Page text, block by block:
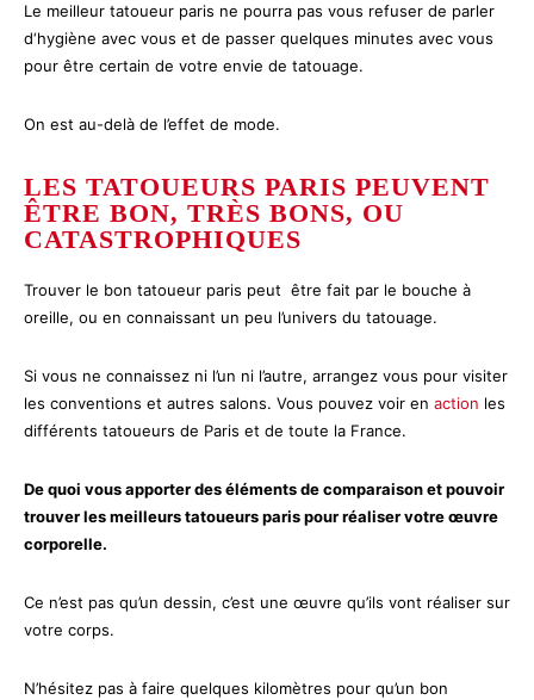
Le meilleur tatoueur paris ne pourra pas vous refuser de parler
d‘hygiène avec vous et de passer quelques minutes avec vous
pour être certain de votre envie de tatouage.
On est au-delà de l’effet de mode.
LES TATOUEURS PARIS PEUVENT
ÊTRE BON, TRÈS BONS, OU
CATASTROPHIQUES
Trouver le bon tatoueur paris peut être fait par le bouche à
oreille, ou en connaissant un peu l’univers du tatouage.
Si vous ne connaissez ni l’un ni l’autre, arrangez vous pour visiter
les conventions et autres salons. Vous pouvez voir en action les
différents tatoueurs de Paris et de toute la France.
De quoi vous apporter des éléments de comparaison et pouvoir
trouver les meilleurs tatoueurs paris pour réaliser votre œuvre
corporelle.
Ce n’est pas qu’un dessin, c’est une œuvre qu’ils vont réaliser sur
votre corps.
N’hésitez pas à faire quelques kilomètres pour qu’un bon